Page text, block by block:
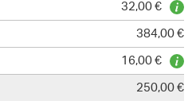
32,00 €
384,00 €
16,00 €
250,00 €